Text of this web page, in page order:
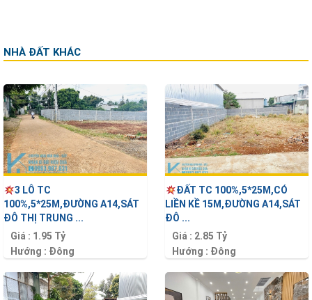
NHÀ ĐẤT KHÁC
ĐẤT TC 100%,5*25M,CÓ
LIỀN KỀ 15M,ĐƯỜNG A14,SÁT
ĐÔ ...
Giá : 2.85 Tỷ
Hướng : Đông
3 LÔ TC
100%,5*25M,ĐƯỜNG A14,SÁT
ĐÔ THỊ TRUNG ...
Giá : 1.95 Tỷ
Hướng : Đông